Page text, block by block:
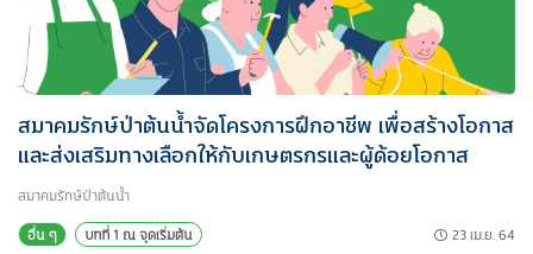
สมาคมรักษ์ป่าต้นน้ำจัดโครงการฝึกอาชีพ เพื่อสร้างโอกาส
และส่งเสริมทางเลือกให้กับเกษตรกรและผู้ด้อยโอกาส
สมาคมรักษ์ป่าต้นน้ำ
อื่น ๆ
บทที่ 1 ณ จุดเริ่มต้น 23 เม.ย. 64